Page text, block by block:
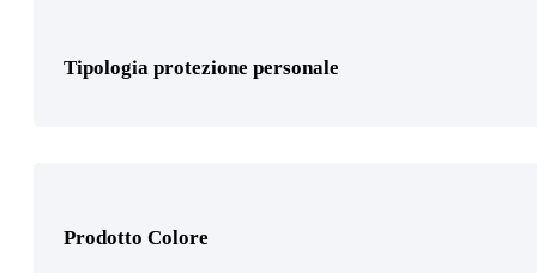
Tipologia protezione personale
Prodotto Colore